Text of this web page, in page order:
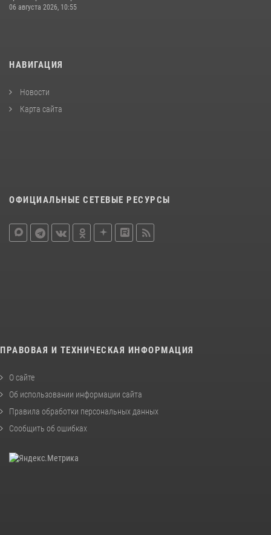
06 августа 2026, 10:55
НАВИГАЦИЯ
Новости
Карта сайта
ОФИЦИАЛЬНЫЕ СЕТЕВЫЕ РЕСУРСЫ
ПРАВОВАЯ И ТЕХНИЧЕСКАЯ ИНФОРМАЦИЯ
О сайте
Об использовании информации сайта
Правила обработки персональных данных
Сообщить об ошибках